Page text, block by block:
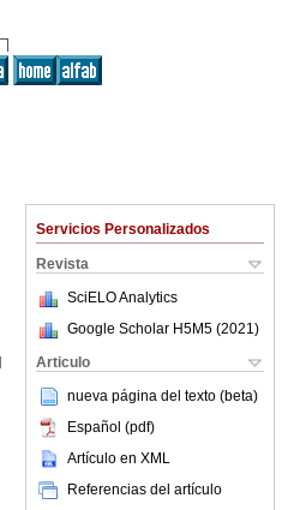
Servicios Personalizados
Revista
SciELO Analytics
Google Scholar H5M5 (2021 )
Articulo
nueva página del texto (beta)
Español (pdf)
Artículo en XML
Referencias del artículo